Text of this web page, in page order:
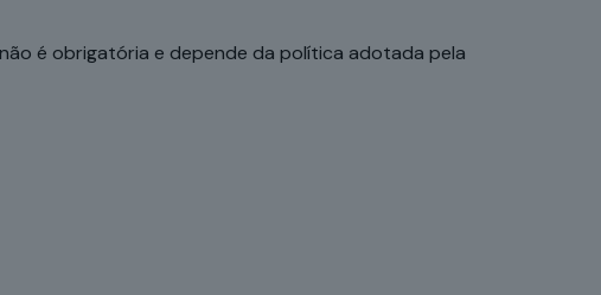
é obrigatória e depende da política adotada pela